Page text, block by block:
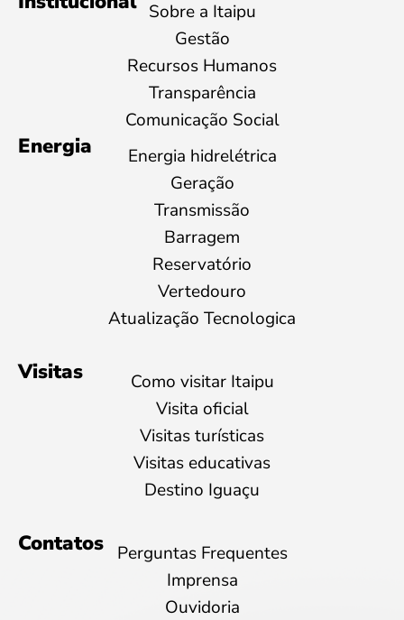
Sobre a Itaipu
Gestão
Recursos Humanos
Transparência
Comunicação Social
Energia
Energia hidrelétrica
Geração
Transmissão
Barragem
Reservatório
Vertedouro
Atualização Tecnologica
Visitas
Como visitar Itaipu
Visita oficial
Visitas turísticas
Visitas educativas
Destino Iguaçu
Contatos
Perguntas Frequentes
Imprensa
Ouvidoria